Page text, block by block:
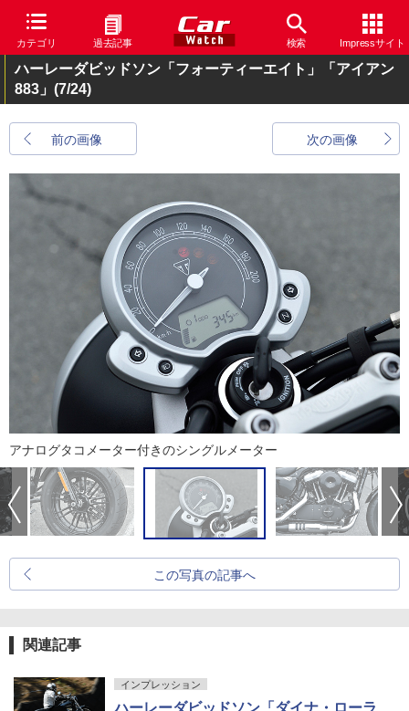
カテゴリ 過去記事 検索 Impressサイト
ハーレーダビッドソン「フォーティーエイト」「アイアン
883」 (7/24)
前の画像 次の画像
アナログタコメーター付きのシングルメーター
この写真の記事へ
関連記事
インプレッション
ハーレーダビッドソン「ダイナ・ローラ